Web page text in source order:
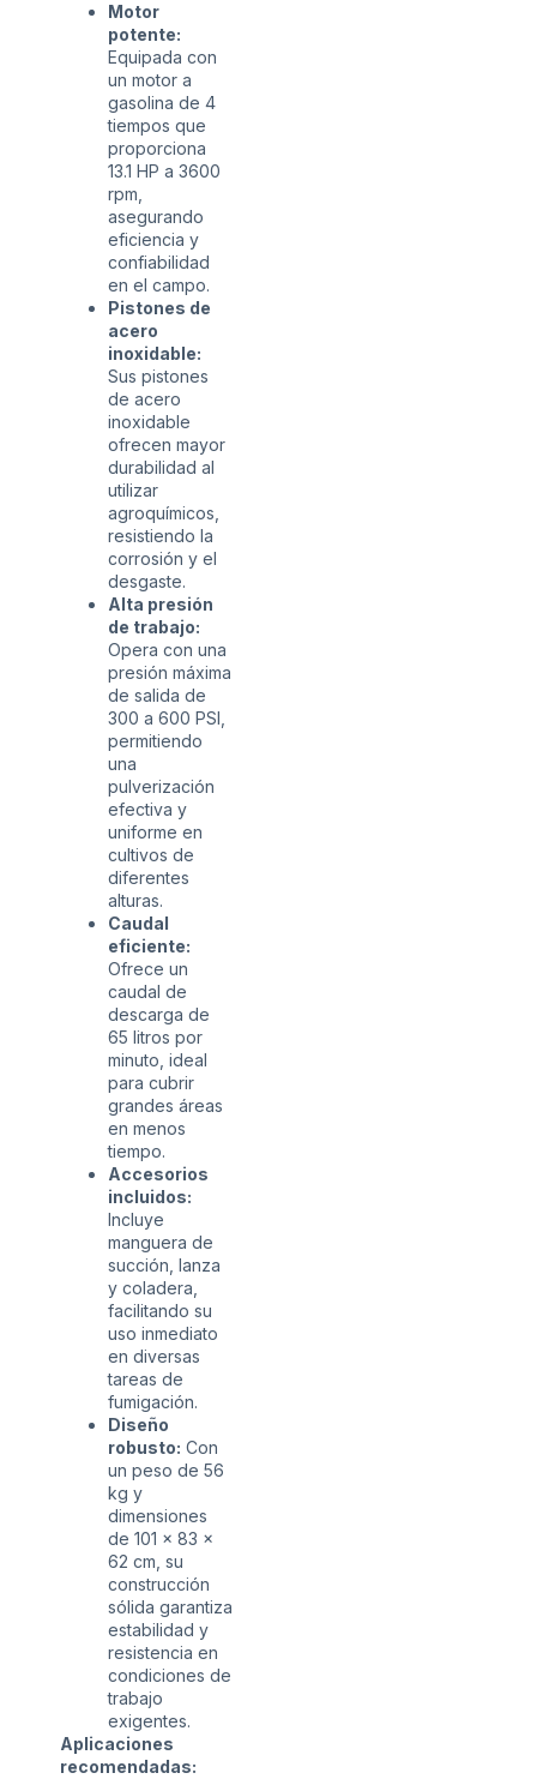
Motor
potente:
Equipada con
un motor a
gasolina de 4
tiempos que
proporciona
13.1 HP a 3600
rpm,
asegurando
eficiencia y
confiabilidad
en el campo.
Pistones de
acero
inoxidable:
Sus pistones
de acero
inoxidable
ofrecen mayor
durabilidad al
utilizar
agroquímicos,
resistiendo la
corrosión y el
desgaste.
Alta presión
de trabajo:
Opera con una
presión máxima
de salida de
300 a 600 PSI,
permitiendo
una
pulverización
efectiva y
uniforme en
cultivos de
diferentes
alturas.
Caudal
eficiente:
Ofrece un
caudal de
descarga de
65 litros por
minuto, ideal
para cubrir
grandes áreas
en menos
tiempo.
Accesorios
incluidos:
Incluye
manguera de
succión, lanza
y coladera,
facilitando su
uso inmediato
en diversas
tareas de
fumigación.
Diseño
robusto: Con
un peso de 56
kg y
dimensiones
de 101 x 83 x
62 cm, su
construcción
sólida garantiza
estabilidad y
resistencia en
condiciones de
trabajo
exigentes.
Aplicaciones
recomendadas: